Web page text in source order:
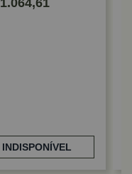
1.064,61
INDISPONÍVEL